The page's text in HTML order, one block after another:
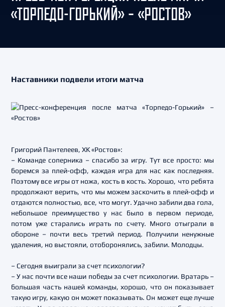
«ТОРПЕДО-ГОРЬКИЙ» – «РОСТОВ»
Наставники подвели итоги матча
Григорий Пантелеев, ХК «Ростов»:
– Команде соперника – спасибо за игру. Тут все просто: мы
боремся за плей-офф, каждая игра для нас как последняя.
Поэтому все игры от ножа, кость в кость. Хорошо, что ребята
продолжают верить, что мы можем заскочить в плей-офф и
отдаются полностью, все, что могут. Удачно забили два гола,
небольшое преимущество у нас было в первом периоде,
потом уже старались играть по счету. Много отыграли в
обороне – почти весь третий период. Получили ненужные
удаления, но выстояли, отоборонялись, забили. Молодцы.
– Сегодня выиграли за счет психологии?
– У нас почти все наши победы за счет психологии. Вратарь –
большая часть нашей команды, хорошо, что он показывает
такую игру, какую он может показывать. Он может еще лучше